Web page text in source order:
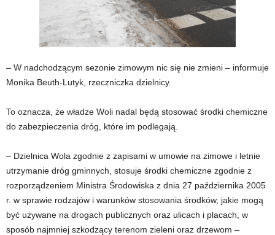
– W nadchodzącym sezonie zimowym nic się nie zmieni – informuje
Monika Beuth-Lutyk, rzeczniczka dzielnicy.
To oznacza, że władze Woli nadal będą stosować środki chemiczne
do zabezpieczenia dróg, które im podlegają.
– Dzielnica Wola zgodnie z zapisami w umowie na zimowe i letnie
utrzymanie dróg gminnych, stosuje środki chemiczne zgodnie z
rozporządzeniem Ministra Środowiska z dnia 27 października 2005
r. w sprawie rodzajów i warunków stosowania środków, jakie mogą
być używane na drogach publicznych oraz ulicach i placach, w
sposób najmniej szkodzący terenom zieleni oraz drzewom –